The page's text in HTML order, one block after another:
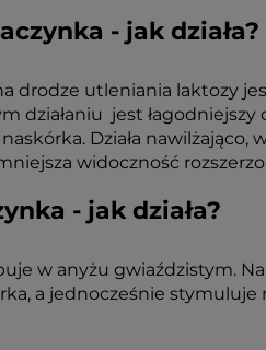
- jak działa?
drodze utleniania laktozy
jest łagodniejszy
Działa
widoczność
- jak działa?
w anyżu gwiaździstym.
a jednocześnie